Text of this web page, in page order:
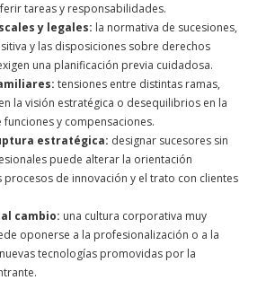
tareas y responsabilidades.
y legales: la normativa de sucesiones,
y las disposiciones sobre derechos
una planificación previa cuidadosa.
tensiones entre distintas ramas,
la visión estratégica o desequilibrios en la
funciones y compensaciones.
estratégica: designar sucesores sin
puede alterar la orientación
procesos de innovación y el trato con clientes
cambio: una cultura corporativa muy
oponerse a la profesionalización o a la
tecnologías promovidas por la